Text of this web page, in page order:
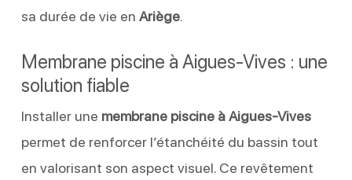
sa durée de vie en Ariège.
Membrane piscine à Aigues-Vives : une
solution fiable
Installer une membrane piscine à Aigues-Vives
permet de renforcer l’étanchéité du bassin tout
en valorisant son aspect visuel. Ce revêtement